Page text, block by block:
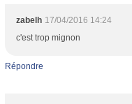
zabelh 17/04/2016 14:24
c'est trop mignon
Répondre